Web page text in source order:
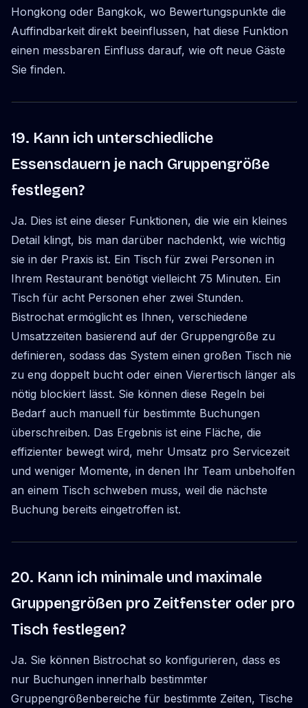
Hongkong oder Bangkok, wo Bewertungspunkte die
Auffindbarkeit direkt beeinflussen, hat diese Funktion
einen messbaren Einfluss darauf, wie oft neue Gäste
Sie finden.
19. Kann ich unterschiedliche
Essensdauern je nach Gruppengröße
festlegen?
Ja. Dies ist eine dieser Funktionen, die wie ein kleines
Detail klingt, bis man darüber nachdenkt, wie wichtig
sie in der Praxis ist. Ein Tisch für zwei Personen in
Ihrem Restaurant benötigt vielleicht 75 Minuten. Ein
Tisch für acht Personen eher zwei Stunden.
Bistrochat ermöglicht es Ihnen, verschiedene
Umsatzzeiten basierend auf der Gruppengröße zu
definieren, sodass das System einen großen Tisch nie
zu eng doppelt bucht oder einen Vierertisch länger als
nötig blockiert lässt. Sie können diese Regeln bei
Bedarf auch manuell für bestimmte Buchungen
überschreiben. Das Ergebnis ist eine Fläche, die
effizienter bewegt wird, mehr Umsatz pro Servicezeit
und weniger Momente, in denen Ihr Team unbeholfen
an einem Tisch schweben muss, weil die nächste
Buchung bereits eingetroffen ist.
20. Kann ich minimale und maximale
Gruppengrößen pro Zeitfenster oder pro
Tisch festlegen?
Ja. Sie können Bistrochat so konfigurieren, dass es
nur Buchungen innerhalb bestimmter
Gruppengrößenbereiche für bestimmte Zeiten, Tische